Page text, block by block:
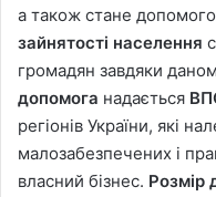
а також стане
зайнятості населення
громадян завдяки
допомога надається
регіонів України, які
малозабезпечених і
власний бізнес. Розмір